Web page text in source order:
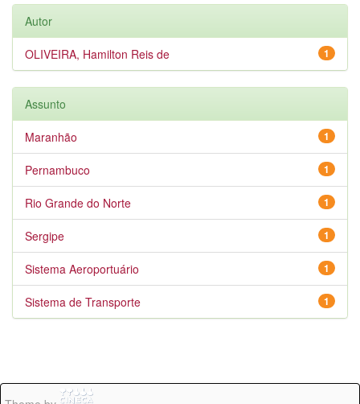
Autor
1
OLIVEIRA, Hamilton Reis de
Assunto
1
Maranhão
1
Pernambuco
1
Rio Grande do Norte
1
Sergipe
1
Sistema Aeroportuário
1
Sistema de Transporte